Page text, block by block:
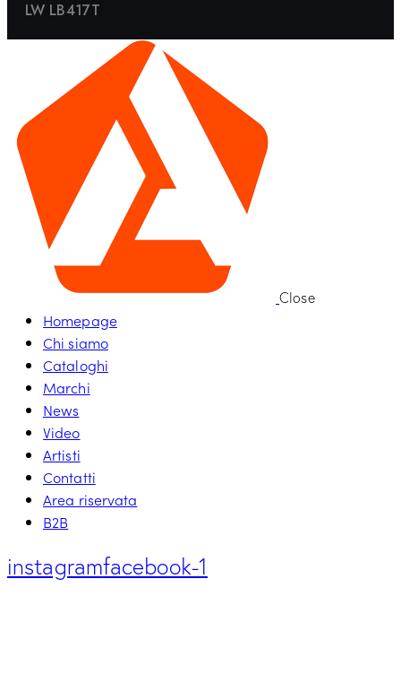
LW LB417T
Close
Homepage
Chi siamo
Cataloghi
Marchi
News
Video
Artisti
Contatti
Area riservata
B2B
instagramfacebook-1